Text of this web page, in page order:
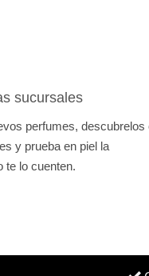
sucursales
perfumes, descubrelos
y prueba en piel la
te lo cuenten.